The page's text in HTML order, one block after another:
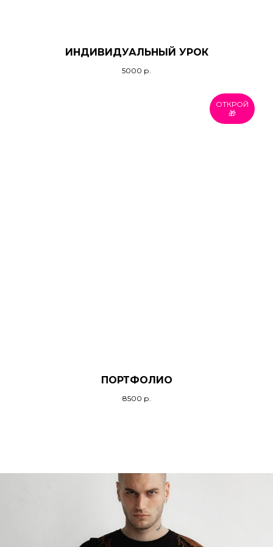
ИНДИВИДУАЛЬНЫЙ УРОК
5000 р.
ОТКРОЙ
🎁
ПОРТФОЛИО
8500 р.